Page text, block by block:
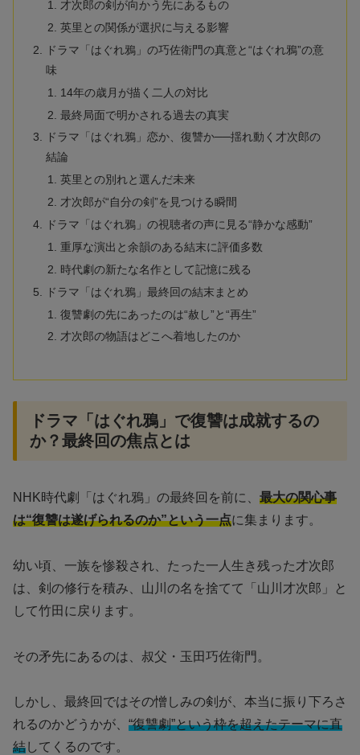
才次郎の剣が向かう先にあるもの
英里との関係が選択に与える影響
ドラマ「はぐれ鴉」の巧佐衛門の真意と“はぐれ鴉”の意
味
14年の歳月が描く二人の対比
最終局面で明かされる過去の真実
ドラマ「はぐれ鴉」恋か、復讐か──揺れ動く才次郎の
結論
英里との別れと選んだ未来
才次郎が“自分の剣”を見つける瞬間
ドラマ「はぐれ鴉」の視聴者の声に見る“静かな感動”
重厚な演出と余韻のある結末に評価多数
時代劇の新たな名作として記憶に残る
ドラマ「はぐれ鴉」最終回の結末まとめ
復讐劇の先にあったのは“赦し”と“再生”
才次郎の物語はどこへ着地したのか
ドラマ「はぐれ鴉」で復讐は成就するの
か？最終回の焦点とは
NHK時代劇「はぐれ鴉」の最終回を前に、 最大の関心事
は“復讐は遂げられるのか”という一点に集まります。
幼い頃、一族を惨殺され、たった一人生き残った才次郎
は、剣の修行を積み、山川の名を捨てて「山川才次郎」と
して竹田に戻ります。
その矛先にあるのは、叔父・玉田巧佐衛門。
しかし、最終回ではその憎しみの剣が、本当に振り下ろさ
れるのかどうかが、 “復讐劇”という枠を超えたテーマに直
結してくるのです。